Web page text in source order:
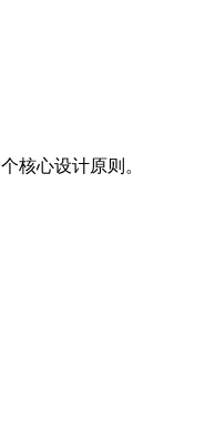
核心设计原则。